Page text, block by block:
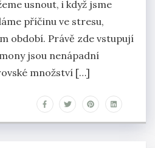
usnout, i když jsme
příčinu ve stresu,
období. Právě zde vstupují
jsou nenápadní
množství […]